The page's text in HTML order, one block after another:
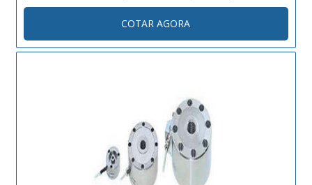
necessário escolher uma catraca fixa de amarração de
carga feita com qualidade e que execute bem a sua
função. Mas não é só ....
COTAR AGORA